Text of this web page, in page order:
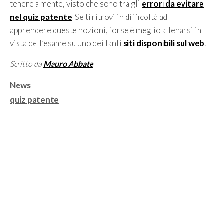
tenere a mente, visto che sono tra gli errori da evitare
nel quiz patente. Se ti ritrovi in difficoltà ad
apprendere queste nozioni, forse è meglio allenarsi in
vista dell’esame su uno dei tanti siti disponibili sul web.
Scritto da Mauro Abbate
Categorie
News
Tag
quiz patente